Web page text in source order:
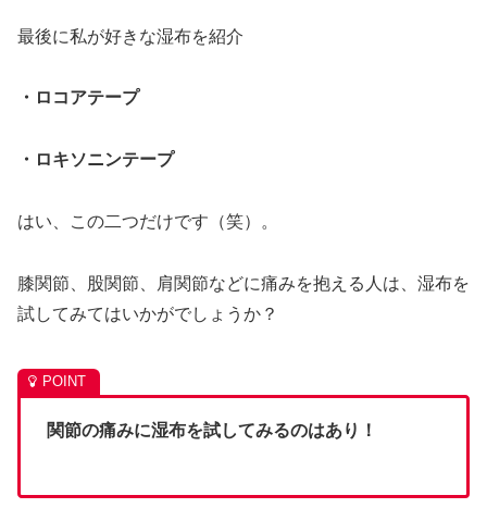
最後に私が好きな湿布を紹介
・ロコアテープ
・ロキソニンテープ
はい、この二つだけです（笑）。
膝関節、股関節、肩関節などに痛みを抱える人は、湿布を
試してみてはいかがでしょうか？
関節の痛みに湿布を試してみるのはあり！